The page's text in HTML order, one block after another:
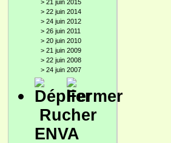
> 21 juin 2015
> 22 juin 2014
> 24 juin 2012
> 26 juin 2011
> 20 juin 2010
> 21 juin 2009
> 22 juin 2008
> 24 juin 2007
Rucher
ENVA